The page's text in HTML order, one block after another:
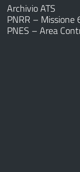
Archivio ATS
PNRR – Missione
PNES – Area